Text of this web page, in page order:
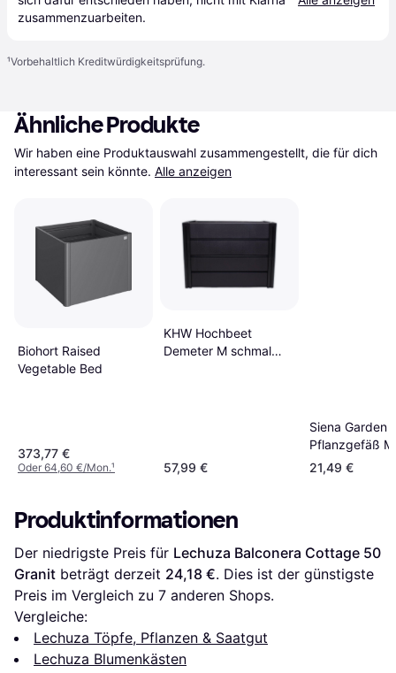
zusammenzuarbeiten.
¹Vorbehaltlich Kreditwürdigkeitsprüfung.
Ähnliche Produkte
Wir haben eine Produktauswahl zusammengestellt, die für dich
interessant sein könnte. Alle anzeigen
Biohort Raised
Vegetable Bed
373,77 €
Oder 64,60 €/Mon.¹
KHW Hochbeet
Demeter M schmal
57,99 €
Siena Garden
Pflanzgefäß
Nizza
21,49 €
Produktinformationen
Der niedrigste Preis für Lechuza Balconera Cottage 50
Granit beträgt derzeit 24,18 €. Dies ist der günstigste
Preis im Vergleich zu 7 anderen Shops.
Vergleiche:
Lechuza Töpfe, Pflanzen & Saatgut
Lechuza Blumenkästen